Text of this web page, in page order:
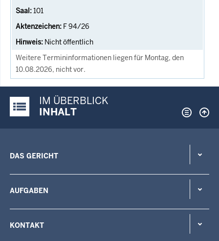
101
F 94/26
Nicht öffentlich
Weitere Termininformationen liegen für Montag, den
10.08.2026, nicht vor.
Justiz-Portal im Überblick:
IM ÜBERBLICK
INHALT
DAS GERICHT
AUFGABEN
KONTAKT